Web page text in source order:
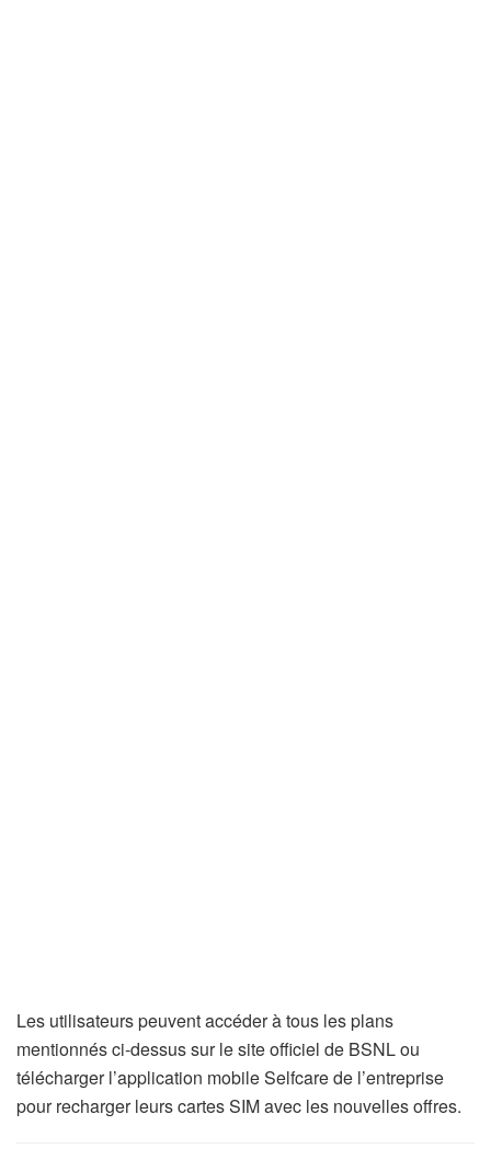
Les utilisateurs peuvent accéder à tous les plans
mentionnés ci-dessus sur le site officiel de BSNL ou
télécharger l’application mobile Selfcare de l’entreprise
pour recharger leurs cartes SIM avec les nouvelles offres.